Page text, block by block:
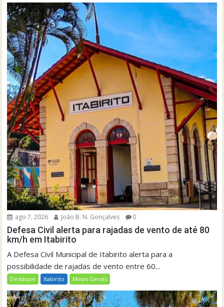
ago 7, 2026 João B. N. Gonçalves 0
Defesa Civil alerta para rajadas de vento de até 80
km/h em Itabirito
A Defesa Civil Municipal de Itabirito alerta para a
possibilidade de rajadas de vento entre 60...
Destaque Itabirito Minas Gerais